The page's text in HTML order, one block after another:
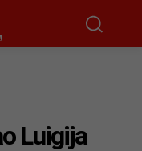
Luigija